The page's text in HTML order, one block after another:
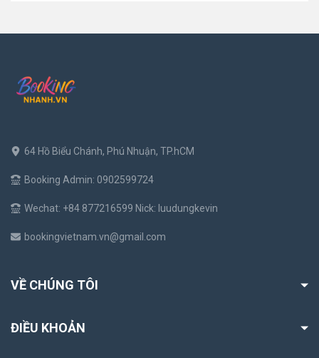
64 Hồ Biểu Chánh, Phú Nhuận, TP.hCM
Booking Admin: 0902599724
Wechat: +84 877216599 Nick: luudungkevin
bookingvietnam.vn@gmail.com
VỀ CHÚNG TÔI
ĐIỀU KHOẢN